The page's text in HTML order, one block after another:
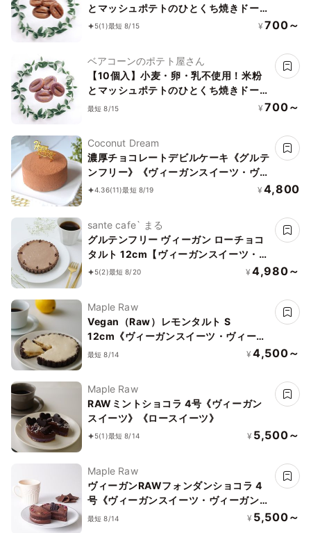
とマッシュポテトのひとくち焼きドーナ
ッツ チョコレート味
5(1)最短 8/15 ¥ 700～
ベアコーンのポテト屋さん
【10個入】小麦・卵・乳不使用！米粉
とマッシュポテトのひとくち焼きドーナ
ッツ 魅惑の紫いも味
最短 8/15 ¥ 700～
Coconut Dream
濃厚チョコレートデビルケーキ《グルテ
ンフリー》《ヴィーガンスイーツ・ヴィ
ーガンケーキ》《小麦・卵・乳・大豆・
4.36(11)最短 8/19 ¥ 4,800
sante cafe` まる
グルテンフリー ヴィーガン ローチョコ
タルト 12cm【ヴィーガンスイーツ・ヴ
ィーガンケーキ】
5(2)最短 8/20 ¥ 4,980～
Maple Raw
Vegan（Raw）レモンタルト S
12cm《ヴィーガンスイーツ・ヴィーガ
ンケーキ》《ロースイーツ》
最短 8/14 ¥ 4,500～
Maple Raw
RAWミントショコラ 4号《ヴィーガン
スイーツ》《ロースイーツ》
5(1)最短 8/14 ¥ 5,500～
Maple Raw
ヴィーガンRAWフォンダンショコラ 4
号《ヴィーガンスイーツ・ヴィーガンケ
ーキ》《ロースイーツ》
最短 8/14 ¥ 5,500～